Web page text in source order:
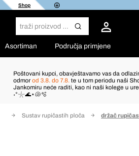
Shop
Asortiman Područja primjene
Poštovani kupci, obavještavamo vas da
odmor od 3.8. do 7.8. te u tom periodu naši
Jankomiru neće raditi, kao ni naši kolege u
˖°𓇼🌊⋆🐚🫧
Sustav rupičastih ploča držač